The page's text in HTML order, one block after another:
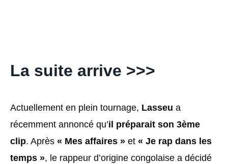
La suite arrive >>>
Actuellement en plein tournage, Lasseu a
récemment annoncé qu’il préparait son 3ème
clip. Après « Mes affaires » et « Je rap dans les
temps », le rappeur d’origine congolaise a décidé